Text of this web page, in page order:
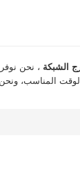
الشبكة ، نحن
المناسب،